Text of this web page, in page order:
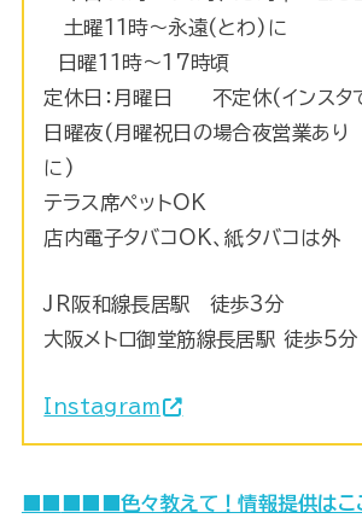
土曜11時〜永遠(とわ)に
日曜11時〜17時頃
定休日：月曜日 不定休(インスタ
日曜夜(月曜祝日の場合夜営業あ
に)
テラス席ペットOK
店内電子タバコOK、紙タバコは外
JR阪和線長居駅 徒歩3分
大阪メトロ御堂筋線長居駅 徒歩5分
Instagram
■■■色々教えて！情報提供は